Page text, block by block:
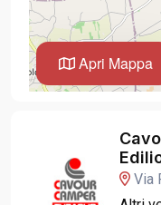
Apri Mappa
Via